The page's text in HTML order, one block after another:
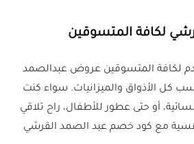
لكافة المتسوقين
لكافة المتسوقين عروض عبدالصمد
كل الأذواق والميزانيات. سواء كنت
أو حتى عطور للأطفال، راح تلاقي
مع كود خصم عبد الصمد القرشي